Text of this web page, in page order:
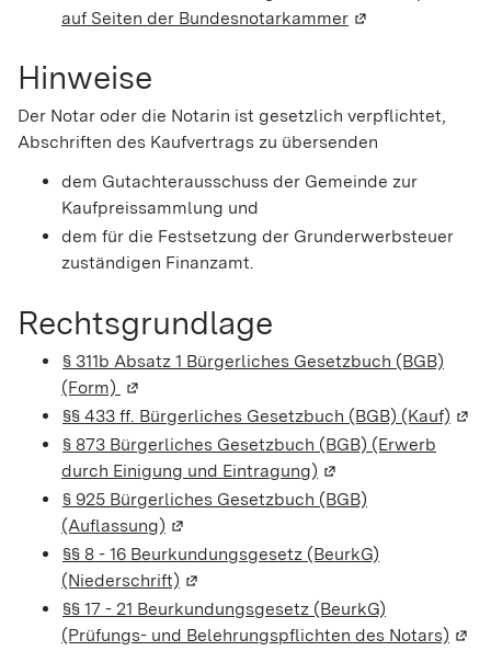
auf Seiten der Bundesnotarkammer (Wird in einem
Hinweise
Der Notar oder die Notarin ist gesetzlich verpflichtet,
Abschriften des Kaufvertrags zu übersenden
dem Gutachterausschuss der Gemeinde zur
Kaufpreissammlung und
dem für die Festsetzung der Grunderwerbsteuer
zuständigen Finanzamt.
Rechtsgrundlage
§ 311b Absatz 1 Bürgerliches Gesetzbuch (BGB)
(Form) (Wird in einem neuen Fenster geöffnet)
§§ 433 ff. Bürgerliches Gesetzbuch (BGB) (Kauf)
§ 873 Bürgerliches Gesetzbuch (BGB) (Erwerb
durch Einigung und Eintragung) (Wird in einem
§ 925 Bürgerliches Gesetzbuch (BGB)
(Auflassung) (Wird in einem neuen Fenster geöffnet)
§§ 8 - 16 Beurkundungsgesetz (BeurkG)
(Niederschrift) (Wird in einem neuen Fenster
§§ 17 - 21 Beurkundungsgesetz (BeurkG)
(Prüfungs- und Belehrungspflichten des Notars)